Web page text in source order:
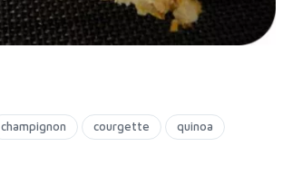
champignon courgette quinoa